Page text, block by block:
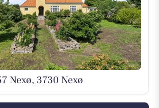
Nexø, 3730 Nexø